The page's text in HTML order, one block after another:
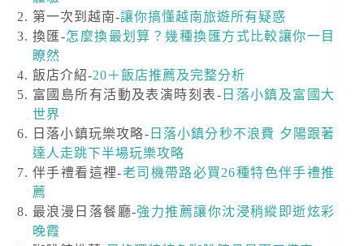
第一次到越南-讓你搞懂越南旅遊所有疑惑
換匯-怎麼換最划算？幾種換匯方式比較讓你一目
瞭然
飯店介紹-20＋飯店推薦及完整分析
富國島所有活動及表演時刻表- 日落小鎮及富國大
世界
日落小鎮玩樂攻略- 日落小鎮分秒不浪費 夕陽跟著
達人走跳下半場玩樂攻略
伴手禮看這裡-老司機帶路必買26種特色伴手禮推
薦
最浪漫日落餐廳-強力推薦讓你沈浸稍縱即逝炫彩
晚霞